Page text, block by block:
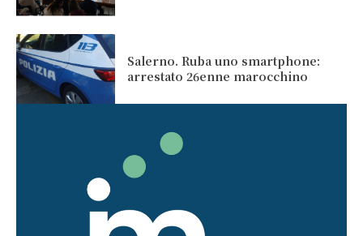
Salerno. Ruba uno smartphone:
arrestato 26enne marocchino